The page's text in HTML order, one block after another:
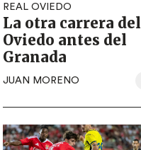
REAL OVIEDO
La otra carrera del
Oviedo antes del
Granada
JUAN MORENO